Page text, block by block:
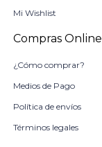
Mi Wishlist
Compras Online
¿Cómo comprar?
Medios de Pago
Política de envíos
Términos legales